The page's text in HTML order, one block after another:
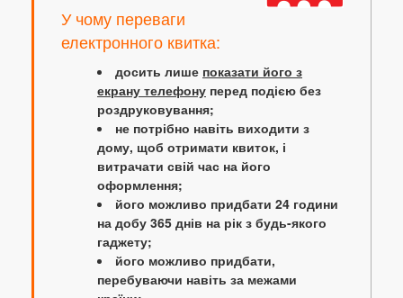
У чому переваги
електронного квитка:
досить лише показати його з
екрану телефону перед подією без
роздруковування;
не потрібно навіть виходити з
дому, щоб отримати квиток, і
витрачати свій час на його
оформлення;
його можливо придбати 24 години
на добу 365 днів на рік з будь-якого
гаджету;
його можливо придбати,
перебуваючи навіть за межами